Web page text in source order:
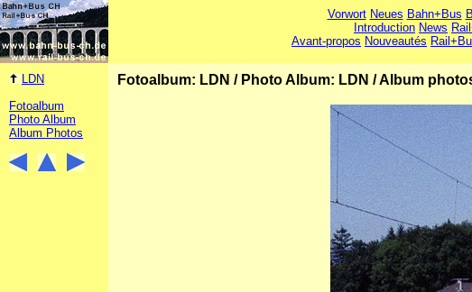
Vorwort Neues Bahn+Bus
Introduction News
Avant-propos Nouveautés
LDN
Fotoalbum
Photo Album
Album Photos
Fotoalbum: LDN / Photo Album: LDN /Album